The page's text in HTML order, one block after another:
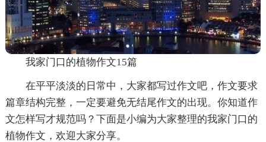
我家门口的植物作文15篇
在平平淡淡的日常中，大家都写过作文吧，作文要求
篇章结构完整，一定要避免无结尾作文的出现。你知道作
文怎样写才规范吗？下面是小编为大家整理的我家门口的
植物作文，欢迎大家分享。